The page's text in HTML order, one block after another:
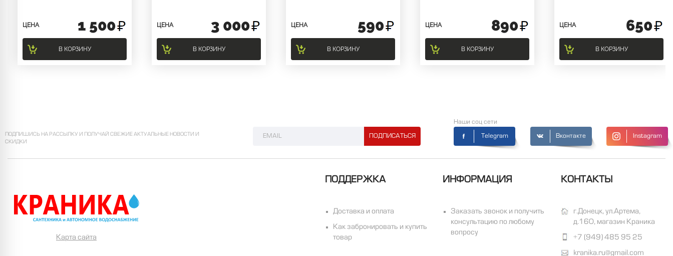
ЦЕНА 1 500
В КОРЗИНУ
ЦЕНА 3 000
В КОРЗИНУ
ЦЕНА 590
В КОРЗИНУ
ЦЕНА 890
В КОРЗИНУ
ЦЕНА 650
В КОРЗИНУ
ПОДПИШИСЬ НА РАССЫЛКУ И ПОЛУЧАЙ СВЕЖИЕ АКТУАЛЬНЫЕ НОВОСТИ И
СКИДКИ
Наши соц сети
Telegram Вконтакте Instagram
Карта сайта
ПОДДЕРЖКА
Доставка и оплата
Как забронировать и купить
товар
ИНФОРМАЦИЯ
Заказать звонок и получить
консультацию по любому
вопросу
КОНТАКТЫ
г.Донецк, ул.Артема,
д.160, магазин Краника
+7 (949) 485 95 25
kranika.ru@gmail.com